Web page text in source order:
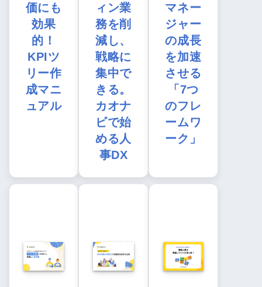
価にも
効果
的！
KPIツ
リー作
成マニ
ュアル
ィン業
務を削
減し、
戦略に
集中で
きる。
カオナ
ビで始
める人
事DX
マネー
ジャー
の成長
を加速
させる
「7つ
のフレ
ームワ
ーク」